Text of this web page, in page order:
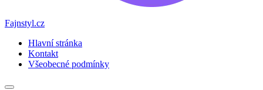
Fajnstyl.cz
Hlavní stránka
Kontakt
Všeobecné podmínky